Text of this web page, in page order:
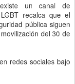
un canal de
recalca que el
pública siguen
del 30 de
redes sociales bajo